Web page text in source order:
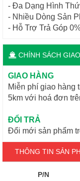
- Đa Dạng Hình
- Nhiều Dòng Sản
- Hỗ Trợ Trả Góp
CHÍNH SÁCH
GIAO HÀNG
Miễn phí giao hàng
5km với hoá đơn
ĐỔI TRẢ
Đổi mới sản phẩm
THÔNG TIN SẢN
P/N